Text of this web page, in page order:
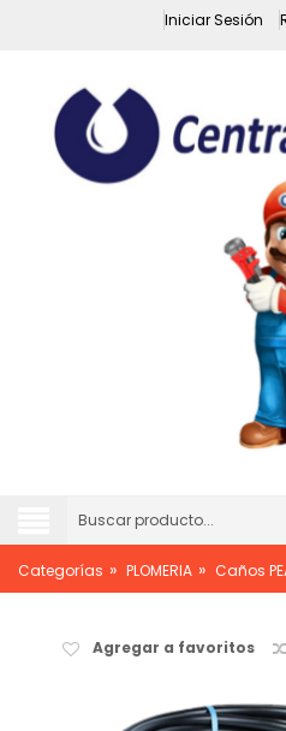
Iniciar Sesión
Categorías » PLOMERIA » Caños
Agregar a favoritos